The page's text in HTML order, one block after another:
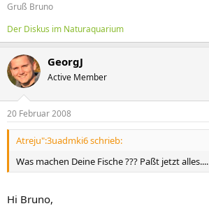
Gruß Bruno
Der Diskus im Naturaquarium
GeorgJ
Active Member
20 Februar 2008
Atreju":3uadmki6 schrieb:
Was machen Deine Fische ??? Paßt jetzt alles....
Hi Bruno,